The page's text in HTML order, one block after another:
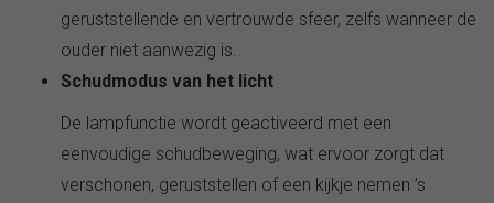
geruststellende en vertrouwde sfeer, zelfs wanneer de
ouder niet aanwezig is.
Schudmodus van het licht
De lampfunctie wordt geactiveerd met een
eenvoudige schudbeweging, wat ervoor zorgt dat
verschonen, geruststellen of een kijkje nemen ’s